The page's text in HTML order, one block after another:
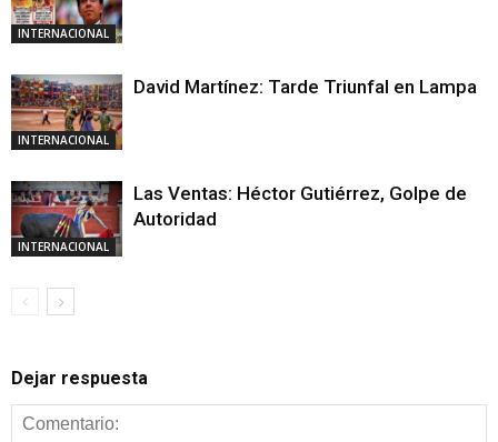
INTERNACIONAL
INTERNACIONAL
David Martínez: Tarde Triunfal en Lampa
INTERNACIONAL
Las Ventas: Héctor Gutiérrez, Golpe de
Autoridad
Dejar respuesta